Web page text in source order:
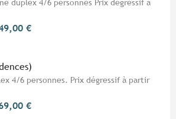
duplex 4/6 personnes Prix dégressif à
€
4/6 personnes. Prix dégressif à partir
€